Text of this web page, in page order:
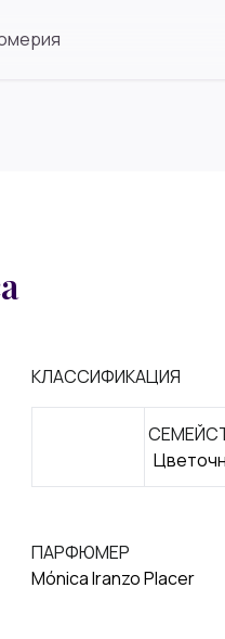
КЛАССИФИКАЦИЯ
ПАРФЮМЕР
Mónica Iranzo Placer